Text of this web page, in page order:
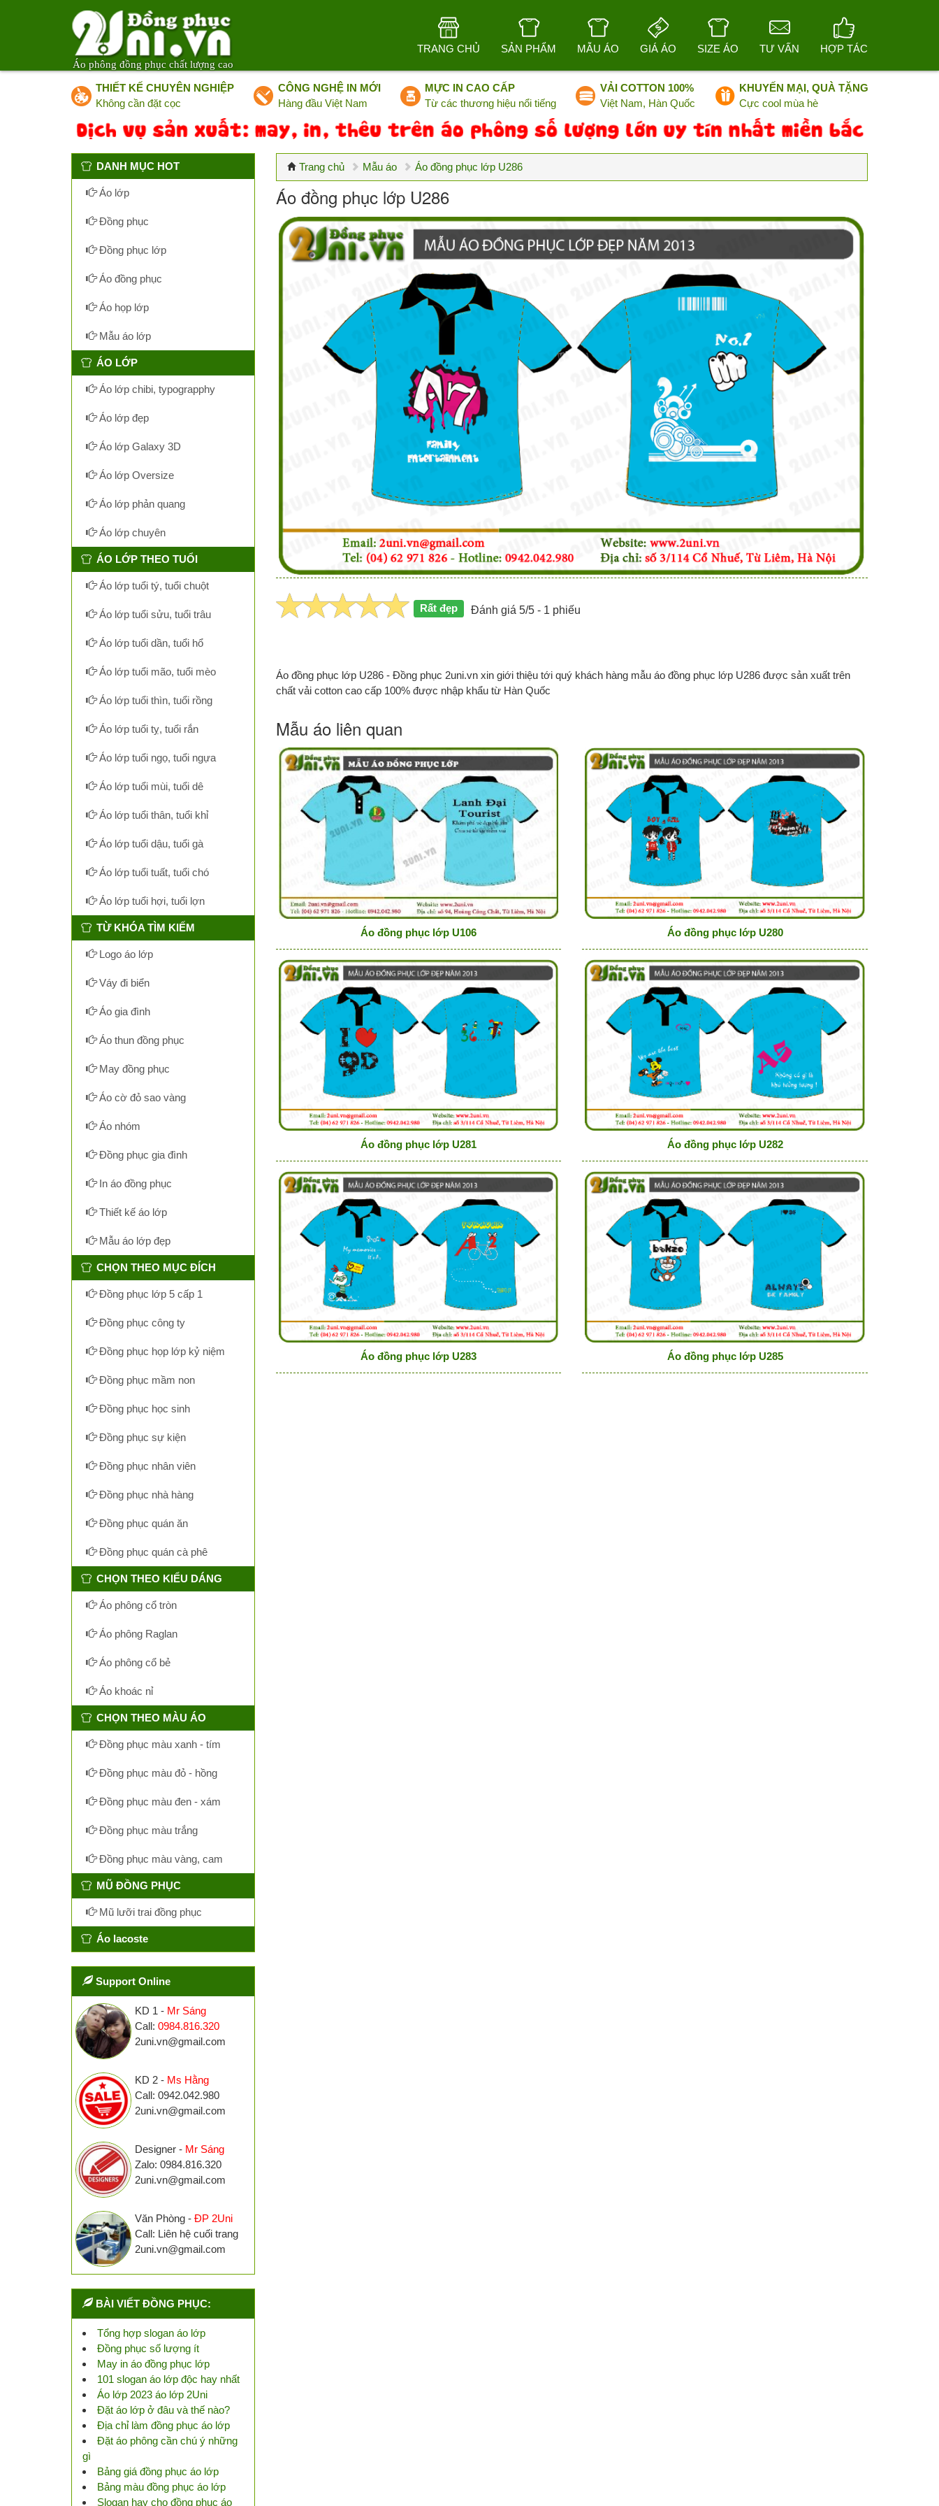
Áo phông đồng phục chất lượng cao
TRANG CHỦ SẢN PHẨM MẪU ÁO GIÁ ÁO SIZE ÁO TƯ VẤN HỢP TÁC
THIẾT KẾ CHUYÊN NGHIỆP
Không cần đặt cọc
CÔNG NGHỆ IN MỚI
Hàng đầu Việt Nam
MỰC IN CAO CẤP
Từ các thương hiệu nổi tiếng
VẢI COTTON 100%
Việt Nam, Hàn Quốc
KHUYẾN MẠI, QUÀ TẶNG
Cực cool mùa hè
Trang chủ Mẫu áo Áo đồng phục lớp U286
Áo đồng phục lớp U286
Rất đẹp Đánh giá 5/5 - 1 phiếu
Áo đồng phục lớp U286 - Đồng phục 2uni.vn xin giới thiệu tới quý khách hàng mẫu áo đồng phục lớp U286 được sản xuất trên
chất vải cotton cao cấp 100% được nhập khẩu từ Hàn Quốc
Mẫu áo liên quan
Áo đồng phục lớp U106 Áo đồng phục lớp U280
Áo đồng phục lớp U281 Áo đồng phục lớp U282
Áo đồng phục lớp U283 Áo đồng phục lớp U285
DANH MỤC HOT
Áo lớp
Đồng phục
Đồng phục lớp
Áo đồng phục
Áo họp lớp
Mẫu áo lớp
ÁO LỚP
Áo lớp chibi, typograpphy
Áo lớp đẹp
Áo lớp Galaxy 3D
Áo lớp Oversize
Áo lớp phản quang
Áo lớp chuyên
ÁO LỚP THEO TUỔI
Áo lớp tuổi tý, tuổi chuột
Áo lớp tuổi sửu, tuổi trâu
Áo lớp tuổi dần, tuổi hổ
Áo lớp tuổi mão, tuổi mèo
Áo lớp tuổi thìn, tuổi rồng
Áo lớp tuổi tỵ, tuổi rắn
Áo lớp tuổi ngọ, tuổi ngựa
Áo lớp tuổi mùi, tuổi dê
Áo lớp tuổi thân, tuổi khỉ
Áo lớp tuổi dậu, tuổi gà
Áo lớp tuổi tuất, tuổi chó
Áo lớp tuổi hợi, tuổi lợn
TỪ KHÓA TÌM KIẾM
Logo áo lớp
Váy đi biển
Áo gia đình
Áo thun đồng phục
May đồng phục
Áo cờ đỏ sao vàng
Áo nhóm
Đồng phục gia đình
In áo đồng phục
Thiết kế áo lớp
Mẫu áo lớp đẹp
CHỌN THEO MỤC ĐÍCH
Đồng phục lớp 5 cấp 1
Đồng phục công ty
Đồng phục họp lớp kỷ niệm
Đồng phục mầm non
Đồng phục học sinh
Đồng phục sự kiện
Đồng phục nhân viên
Đồng phục nhà hàng
Đồng phục quán ăn
Đồng phục quán cà phê
CHỌN THEO KIỂU DÁNG
Áo phông cổ tròn
Áo phông Raglan
Áo phông cổ bẻ
Áo khoác nỉ
CHỌN THEO MÀU ÁO
Đồng phục màu xanh - tím
Đồng phục màu đỏ - hồng
Đồng phục màu đen - xám
Đồng phục màu trắng
Đồng phục màu vàng, cam
MŨ ĐỒNG PHỤC
Mũ lưỡi trai đồng phục
Áo lacoste
Support Online
KD 1 - Mr Sáng
Call: 0984.816.320
2uni.vn@gmail.com
KD 2 - Ms Hằng
Call: 0942.042.980
2uni.vn@gmail.com
Designer - Mr Sáng
Zalo: 0984.816.320
2uni.vn@gmail.com
Văn Phòng - ĐP 2Uni
Call: Liên hệ cuối trang
2uni.vn@gmail.com
BÀI VIẾT ĐỒNG PHỤC:
Tổng hợp slogan áo lớp
Đồng phục số lượng ít
May in áo đồng phục lớp
101 slogan áo lớp độc hay nhất
Áo lớp 2023 áo lớp 2Uni
Đặt áo lớp ở đâu và thế nào?
Địa chỉ làm đồng phục áo lớp
Đặt áo phông cần chú ý những
gì
Bảng giá đồng phục áo lớp
Bảng màu đồng phục áo lớp
Slogan hay cho đồng phục áo